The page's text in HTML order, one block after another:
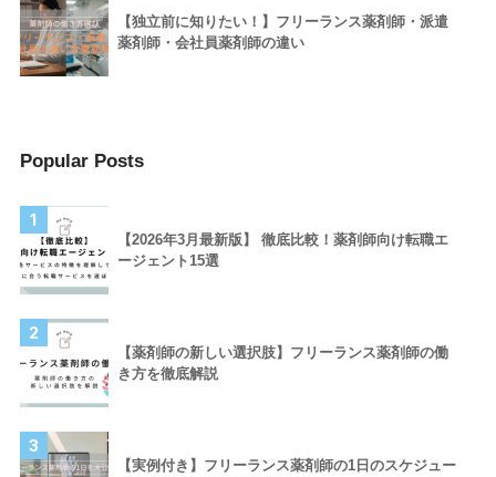
【独立前に知りたい！】フリーランス薬剤師・派遣
薬剤師・会社員薬剤師の違い
Popular Posts
1
【2026年3月最新版】 徹底比較！薬剤師向け転職エ
ージェント15選
2
【薬剤師の新しい選択肢】フリーランス薬剤師の働
き方を徹底解説
3
【実例付き】フリーランス薬剤師の1日のスケジュー